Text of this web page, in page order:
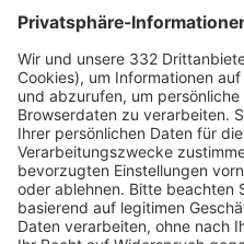
HÄUFIG BESUCHTE
Pässe und Vereinswechsel
Trainerausbildung
Schulungsangebot
BFV-Geschäftsstellen
Trainerbörse